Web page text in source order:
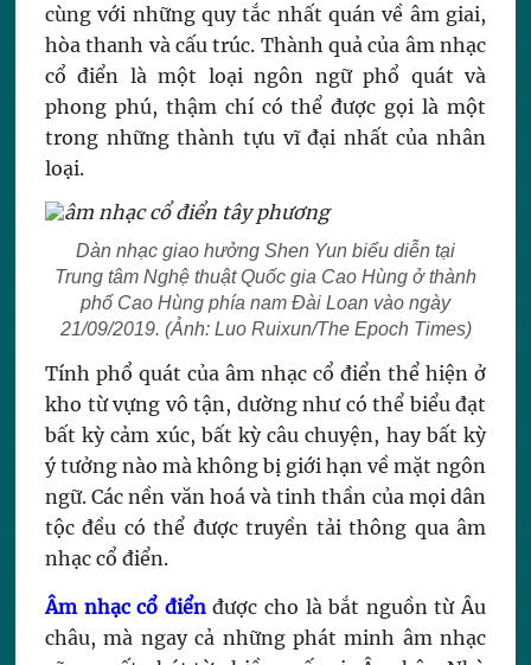
cùng với những quy tắc nhất quán về âm giai,
hòa thanh và cấu trúc. Thành quả của âm nhạc
cổ điển là một loại ngôn ngữ phổ quát và
phong phú, thậm chí có thể được gọi là một
trong những thành tựu vĩ đại nhất của nhân
loại.
Dàn nhạc giao hưởng Shen Yun biểu diễn tại
Trung tâm Nghệ thuật Quốc gia Cao Hùng ở thành
phố Cao Hùng phía nam Đài Loan vào ngày
21/09/2019. (Ảnh: Luo Ruixun/The Epoch Times)
Tính phổ quát của âm nhạc cổ điển thể hiện ở
kho từ vựng vô tận, dường như có thể biểu đạt
bất kỳ cảm xúc, bất kỳ câu chuyện, hay bất kỳ
ý tưởng nào mà không bị giới hạn về mặt ngôn
ngữ. Các nền văn hoá và tinh thần của mọi dân
tộc đều có thể được truyền tải thông qua âm
nhạc cổ điển.
Âm nhạc cổ điểnđược cho là bắt nguồn từ Âu
châu, mà ngay cả những phát minh âm nhạc